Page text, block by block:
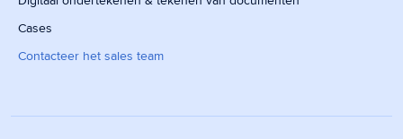
Cases
Contacteer het sales team